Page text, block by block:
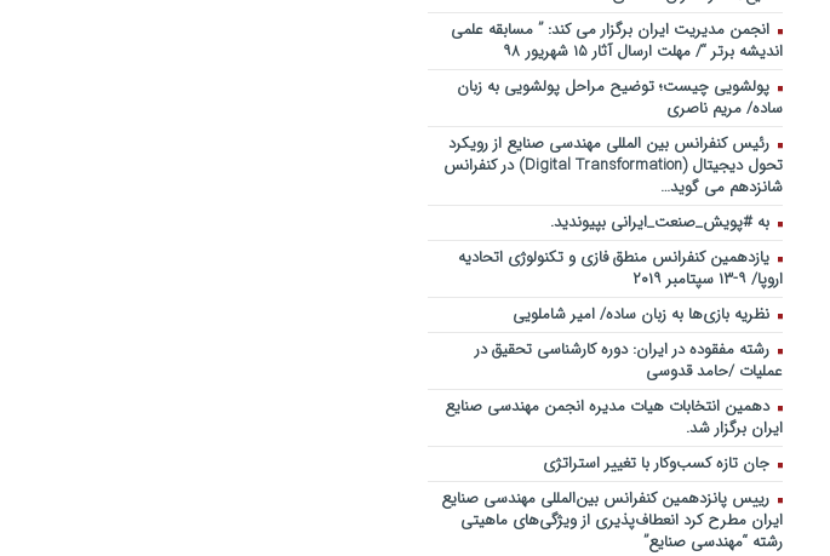
انجمن مدیریت ایران برگزار می کند: ” مسابقه علمی
اندیشه برتر “/ مهلت ارسال آثار ۱۵ شهریور ۹۸
پولشویی چیست؛ توضیح مراحل پولشویی به زبان
ساده/ مریم ناصری
رئیس کنفرانس بین المللی مهندسی صنایع از رویکرد
تحول دیجیتال (Digital Transformation) در کنفرانس
شانزدهم می گوید…
به #پویش_صنعت_ایرانی بپیوندید.
یازدهمین کنفرانس منطق فازی و تکنولوژی اتحادیه
اروپا/ ۹-۱۳ سپتامبر ۲۰۱۹
نظریه بازی‌ها به زبان ساده/ امیر شاملویی
رشته مفقوده در ایران: دوره کارشناسی تحقیق در
عملیات /حامد قدوسی
دهمین انتخابات هیات مدیره انجمن مهندسی صنایع
ایران برگزار شد.
جان تازه کسب‌وکار با تغییر استراتژی
رییس پانزدهمین کنفرانس بین‌المللی مهندسی صنایع
ایران مطرح کرد انعطاف‌پذیری از ویژگی‌های ماهیتی
رشته “مهندسی صنایع”